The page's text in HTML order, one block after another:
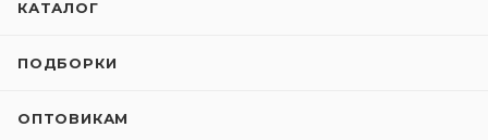
КАТАЛОГ
ПОДБОРКИ
ОПТОВИКАМ